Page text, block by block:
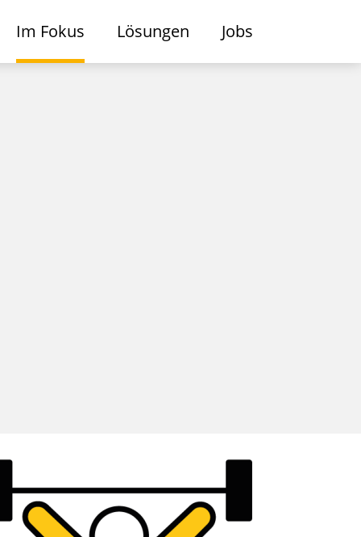
Im Fokus Lösungen Jobs